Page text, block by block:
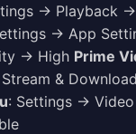
→ Playback
→ App
→ High Prime
&
: Settings →